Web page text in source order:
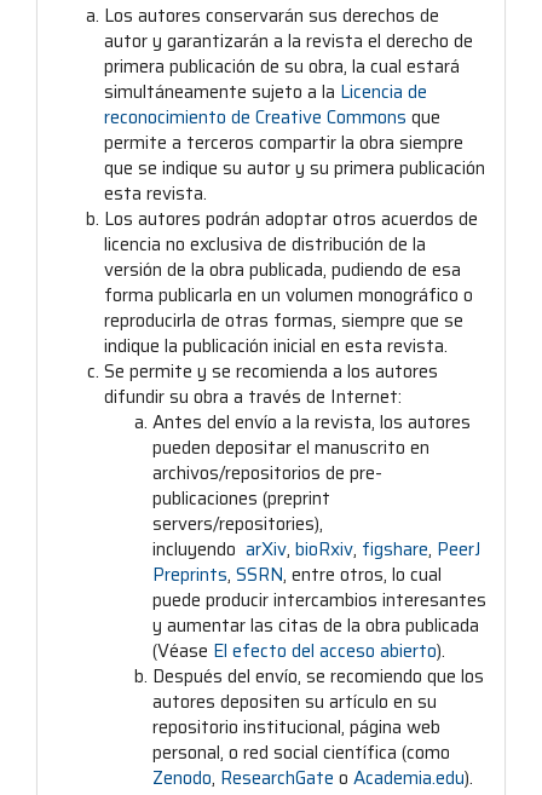
Los autores conservarán sus derechos de
autor y garantizarán a la revista el derecho de
primera publicación de su obra, la cual estará
simultáneamente sujeto a la Licencia de
reconocimiento de Creative Commons que
permite a terceros compartir la obra siempre
que se indique su autor y su primera publicación
esta revista.
Los autores podrán adoptar otros acuerdos de
licencia no exclusiva de distribución de la
versión de la obra publicada, pudiendo de esa
forma publicarla en un volumen monográfico o
reproducirla de otras formas, siempre que se
indique la publicación inicial en esta revista.
Se permite y se recomienda a los autores
difundir su obra a través de Internet:
Antes del envío a la revista, los autores
pueden depositar el manuscrito en
archivos/repositorios de pre-
publicaciones (preprint
servers/repositories),
incluyendo arXiv, bioRxiv, figshare, PeerJ
Preprints, SSRN, entre otros, lo cual
puede producir intercambios interesantes
y aumentar las citas de la obra publicada
(Véase El efecto del acceso abierto).
Después del envío, se recomiendo que los
autores depositen su artículo en su
repositorio institucional, página web
personal, o red social científica (como
Zenodo, ResearchGate o Academia.edu).